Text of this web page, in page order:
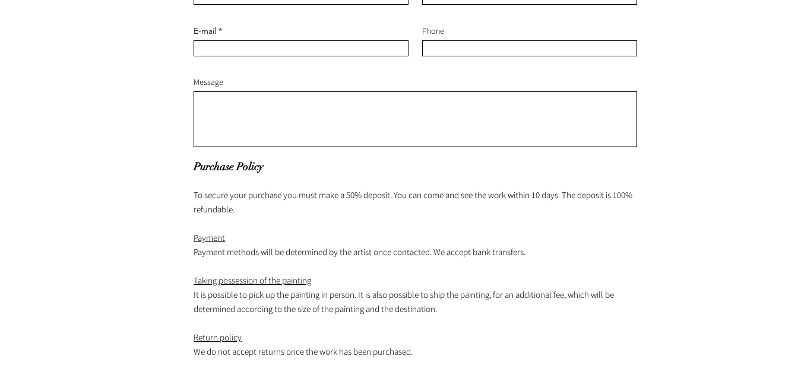
E-mail Phone
Message
Purchase Policy
To secure your purchase you must make a 50% deposit. You can come and see the work within 10 days. The deposit is 100%
refundable.
Payment
Payment methods will be determined by the artist once contacted. We accept bank transfers.
Taking possession of the painting
It is possible to pick up the painting in person. It is also possible to ship the painting, for an additional fee, which will be
determined according to the size of the painting and the destination.
Return policy
We do not accept returns once the work has been purchased.